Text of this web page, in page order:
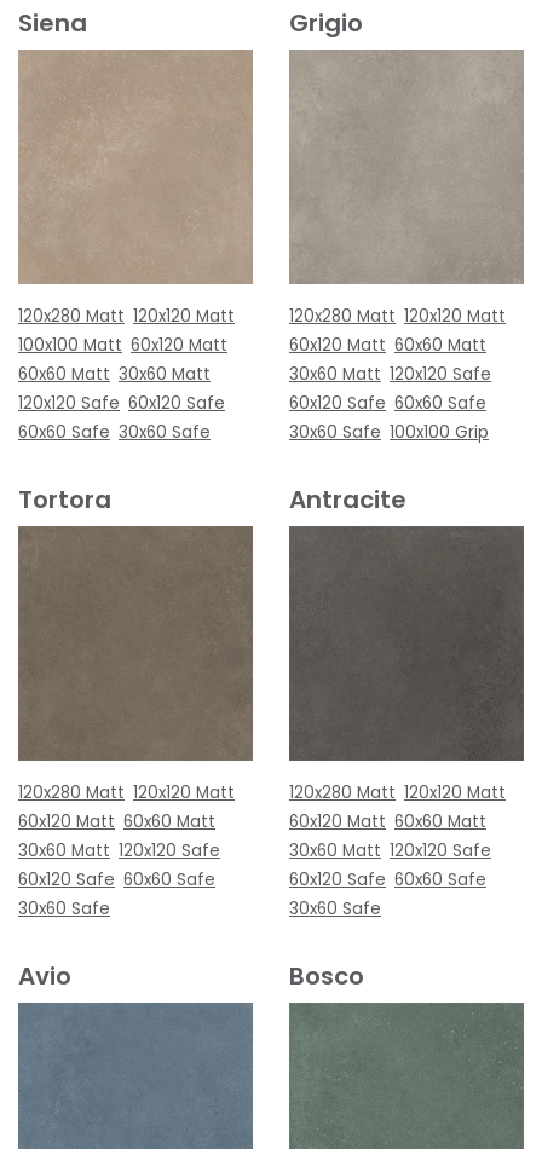
Siena
120x280 Matt 120x120 Matt
100x100 Matt 60x120 Matt
60x60 Matt 30x60 Matt
120x120 Safe 60x120 Safe
60x60 Safe 30x60 Safe
Grigio
120x280 Matt 120x120 Matt
60x120 Matt 60x60 Matt
30x60 Matt 120x120 Safe
60x120 Safe 60x60 Safe
30x60 Safe 100x100 Grip
Tortora
120x280 Matt 120x120 Matt
60x120 Matt 60x60 Matt
30x60 Matt 120x120 Safe
60x120 Safe 60x60 Safe
30x60 Safe
Antracite
120x280 Matt 120x120 Matt
60x120 Matt 60x60 Matt
30x60 Matt 120x120 Safe
60x120 Safe 60x60 Safe
30x60 Safe
Avio Bosco